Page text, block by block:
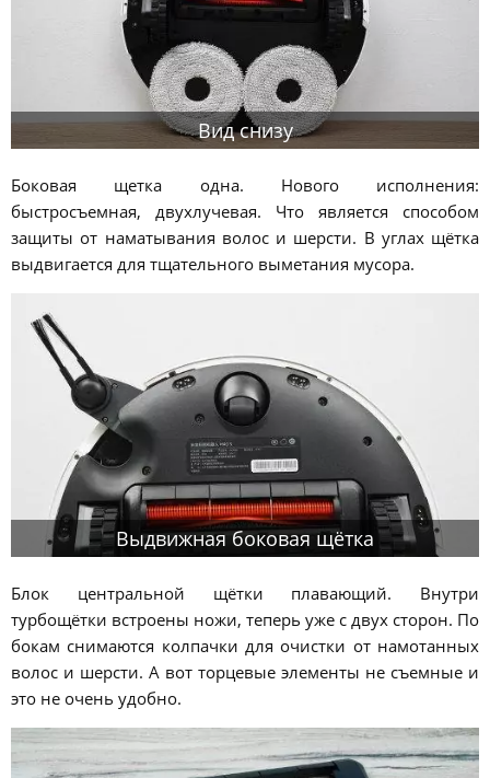
Вид снизу
Боковая щетка одна. Нового исполнения:
быстросъемная, двухлучевая. Что является способом
защиты от наматывания волос и шерсти. В углах щётка
выдвигается для тщательного выметания мусора.
Выдвижная боковая щётка
Блок центральной щётки плавающий. Внутри
турбощётки встроены ножи, теперь уже с двух сторон. По
бокам снимаются колпачки для очистки от намотанных
волос и шерсти. А вот торцевые элементы не съемные и
это не очень удобно.